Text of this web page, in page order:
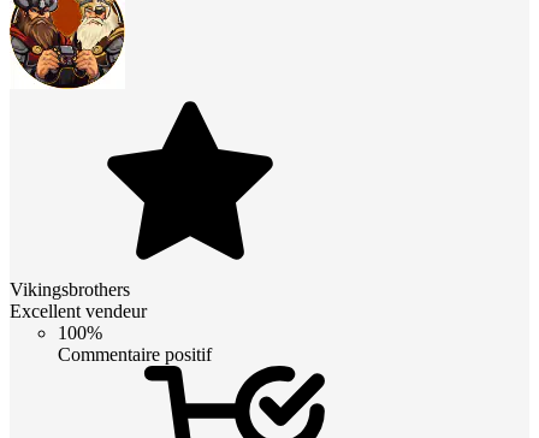
Vikingsbrothers
Excellent vendeur
100%
Commentaire positif